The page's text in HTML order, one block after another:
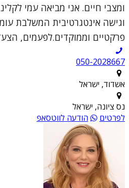
ומצבי חיים. אני מביאה עמי
וגישה אינטגרטיבית המשלבת
פרקטיים וממוקדים.לפעמים,
050-2028667
אשדוד, ישראל
נס ציונה, ישראל
לפרטים
הודעה לווטסאפ